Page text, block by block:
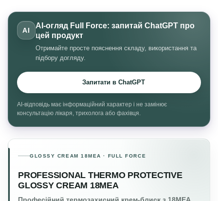
AI
AI-огляд Full Force: запитай ChatGPT про
цей продукт
Отримайте просте пояснення складу, використання та
підбору догляду.
Запитати в ChatGPT
AI-відповідь має інформаційний характер і не замінює
консультацію лікаря, трихолога або фахівця.
GLOSSY CREAM 18MEA · FULL FORCE
PROFESSIONAL THERMO PROTECTIVE
GLOSSY CREAM 18MEA